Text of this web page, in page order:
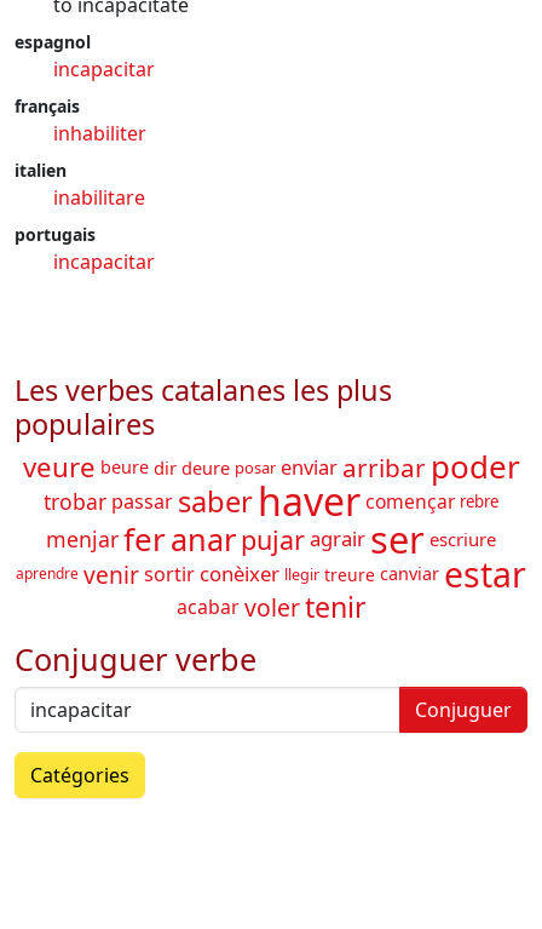
espagnol
incapacitar
français
inhabiliter
italien
inabilitare
portugais
incapacitar
Les verbes catalanes les plus
populaires
veure beure dir deure posar enviar arribar poder
trobar passar saberhavercomençar rebre
menjarferanarpujaragrair ser escriure
aprendre venirsortir conèixer llegir treure canviar estar
acabar volertenir
Conjuguer verbe
Conjuguer
Catégories